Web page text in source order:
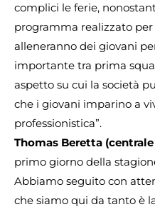
complici le ferie,
programma realizzato per
alleneranno dei giovani
importante tra prima
aspetto su cui la società
che i giovani imparino a
professionistica”.
Thomas Beretta
primo giorno della
Abbiamo seguito con
che siamo qui da tanto è